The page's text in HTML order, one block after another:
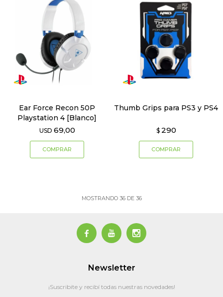
Ear Force Recon 50P
Playstation 4 [Blanco]
USD 69,00
Thumb Grips para PS3 y PS4
$ 290
MOSTRANDO 36DE 36
  
Newsletter
¡Suscribite y recibí todas nuestras novedades!